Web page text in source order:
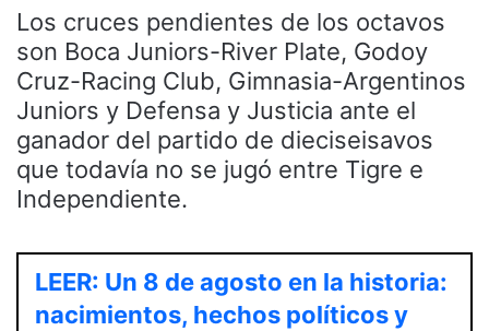
Los cruces pendientes de los octavos
son Boca Juniors-River Plate, Godoy
Cruz-Racing Club, Gimnasia-Argentinos
Juniors y Defensa y Justicia ante el
ganador del partido de dieciseisavos
que todavía no se jugó entre Tigre e
Independiente.
LEER: Un 8 de agosto en la historia:
nacimientos, hechos políticos y